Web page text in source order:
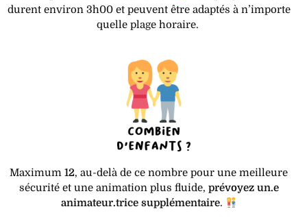
durent environ 3h00 et peuvent être adaptés à n’importe
quelle plage horaire.
Maximum12, au-delà de ce nombre pour une meilleure
sécurité et une animation plus fluide, prévoyez un.e
animateur.trice supplémentaire.